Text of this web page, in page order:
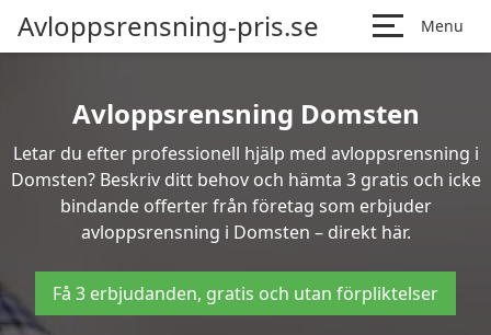
Avloppsrensning-pris.se Menu
Avloppsrensning Domsten
Letar du efter professionell hjälp med avloppsrensning i
Domsten? Beskriv ditt behov och hämta 3 gratis och icke
bindande offerter från företag som erbjuder
avloppsrensning i Domsten – direkt här.
Få 3 erbjudanden, gratis och utan förpliktelser